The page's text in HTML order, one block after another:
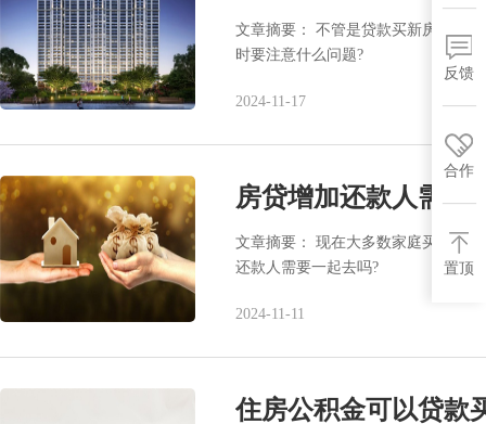
文章摘要： 不管是贷款买新房还是
时要注意什么问题?
2024-11-17
房贷增加还款人需要
文章摘要： 现在大多数家庭买房会
还款人需要一起去吗?
2024-11-11
住房公积金可以贷款
反馈
合作
置顶